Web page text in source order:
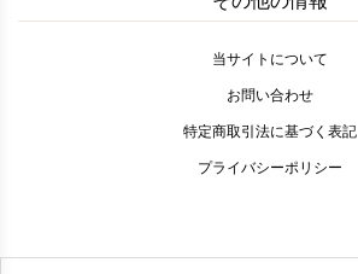
当サイトについて
お問い合わせ
特定商取引法に基づく表記
プライバシーポリシー